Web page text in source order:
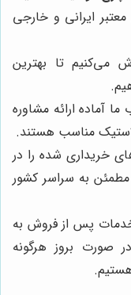
ایرانی و خارجی
می‌کنیم تا بهترین
آماده ارائه مشاوره
مناسب هستند.
خریداری شده را در
به سراسر کشور
خدمات پس از فروش به
صورت بروز هرگونه